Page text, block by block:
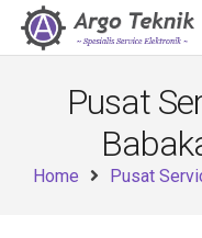
Pusat
Home Pusat